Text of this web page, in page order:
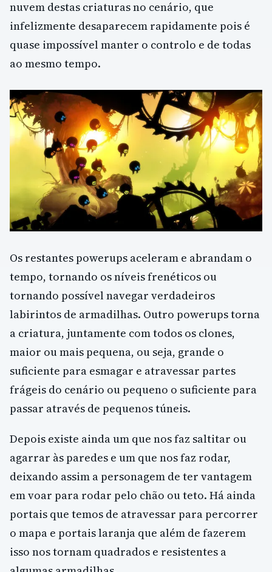
nuvem destas criaturas no cenário, que
infelizmente desaparecem rapidamente pois é
quase impossível manter o controlo e de todas
ao mesmo tempo.
Os restantes powerups aceleram e abrandam o
tempo, tornando os níveis frenéticos ou
tornando possível navegar verdadeiros
labirintos de armadilhas. Outro powerups torna
a criatura, juntamente com todos os clones,
maior ou mais pequena, ou seja, grande o
suficiente para esmagar e atravessar partes
frágeis do cenário ou pequeno o suficiente para
passar através de pequenos túneis.
Depois existe ainda um que nos faz saltitar ou
agarrar às paredes e um que nos faz rodar,
deixando assim a personagem de ter vantagem
em voar para rodar pelo chão ou teto. Há ainda
portais que temos de atravessar para percorrer
o mapa e portais laranja que além de fazerem
isso nos tornam quadrados e resistentes a